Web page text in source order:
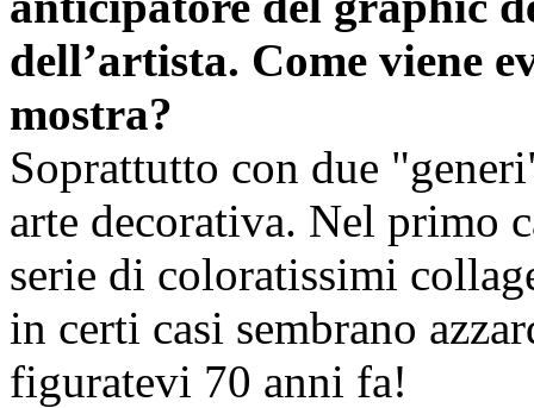
dell’artista. Come viene
mostra?
Soprattutto con due
arte decorativa. Nel primo
serie di coloratissimi
in certi casi sembrano
figuratevi 70 anni fa!